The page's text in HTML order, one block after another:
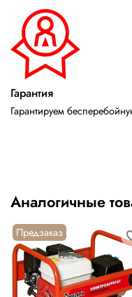
Гарантия
Гарантируем
Аналогичные
Предзаказ